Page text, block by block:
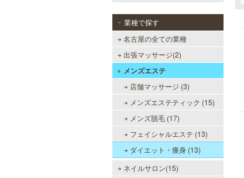
業種で探す
名古屋の全ての業種
出張マッサージ(2)
メンズエステ
店舗マッサージ (3)
メンズエステティック (15)
メンズ脱毛 (17)
フェイシャルエステ (13)
ダイエット・痩身 (13)
ネイルサロン(15)